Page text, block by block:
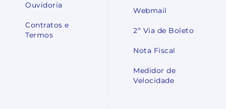
Ouvidoria
Contratos e
Termos
Webmail
2º Via de Boleto
Nota Fiscal
Medidor de
Velocidade